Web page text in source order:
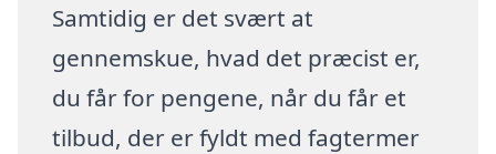
Samtidig er det svært at
gennemskue, hvad det præcist er,
du får for pengene, når du får et
tilbud, der er fyldt med fagtermer